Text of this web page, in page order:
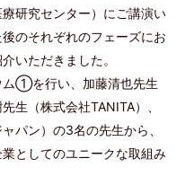
研究センター）にご講演い
のそれぞれのフェーズにお
いただきました。
ム①を行い、加藤清也先生
生（株式会社TANITA）、
パン）の3名の先生から、
としてのユニークな取組み